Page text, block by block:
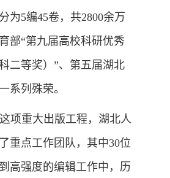
为5编45卷，共2800余万
部“第九届高校科研优秀
二等奖）”、第五届湖北
系列殊荣。
项重大出版工程，湖北人
重点工作团队，其中30位
高强度的编辑工作中，历